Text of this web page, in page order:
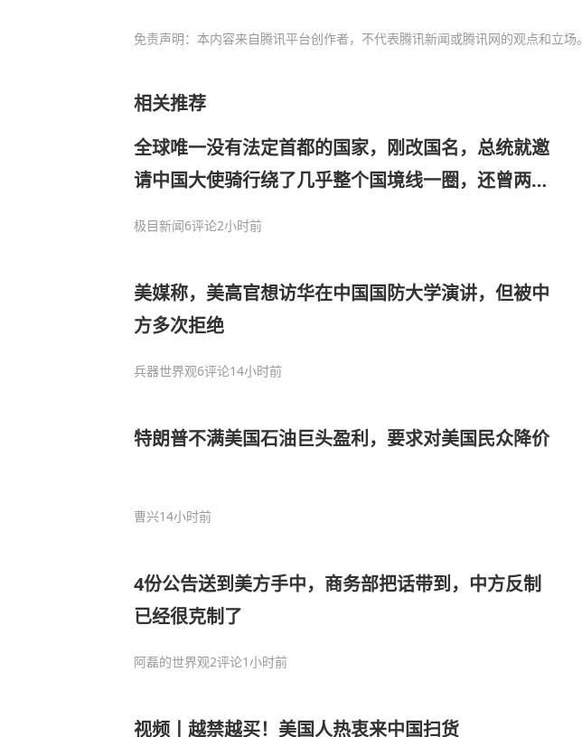
免责声明：本内容来自腾讯平台创作者，不代表腾讯新闻或腾讯网的观点和立场。
相关推荐
全球唯一没有法定首都的国家，刚改国名，总统就邀
请中国大使骑行绕了几乎整个国境线一圈，还曾两次
极目新闻6评论2小时前
美媒称，美高官想访华在中国国防大学演讲，但被中
方多次拒绝
兵器世界观6评论14小时前
特朗普不满美国石油巨头盈利，要求对美国民众降价
曹兴14小时前
4份公告送到美方手中，商务部把话带到，中方反制
已经很克制了
阿磊的世界观2评论1小时前
视频丨越禁越买！美国人热衷来中国扫货